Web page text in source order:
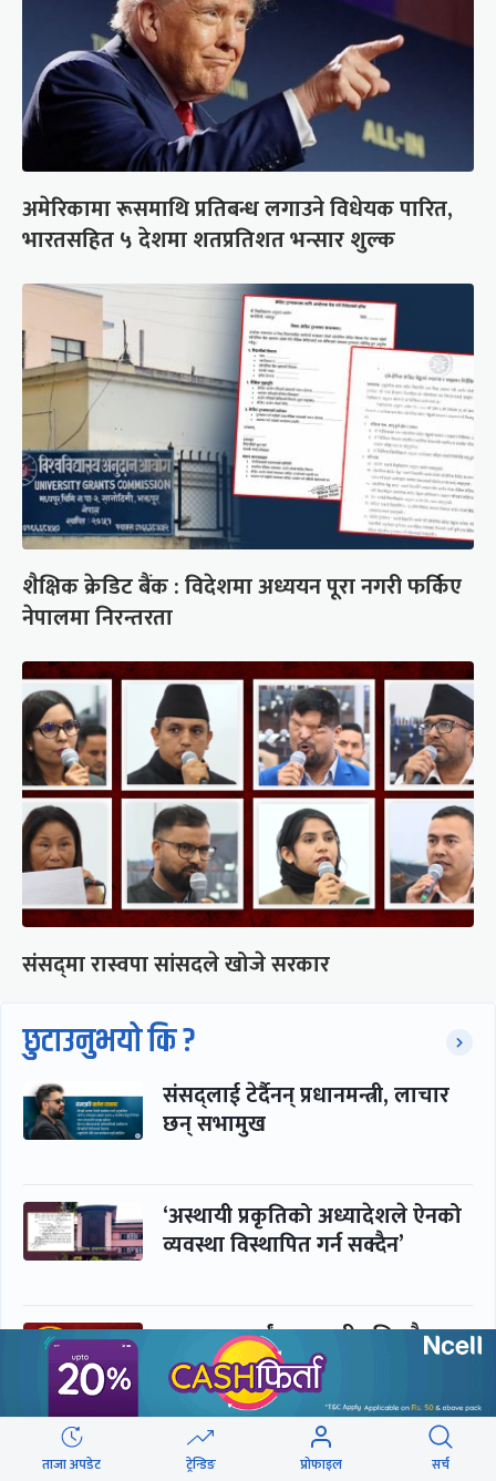
अमेरिकामा रूसमाथि प्रतिबन्ध लगाउने विधेयक पारित,
भारतसहित ५ देशमा शतप्रतिशत भन्सार शुल्क
शैक्षिक क्रेडिट बैंक : विदेशमा अध्ययन पूरा नगरी फर्किए
नेपालमा निरन्तरता
संसद्‍मा रास्वपा सांसदले खोजे सरकार
छुटाउनुभयो कि ?
संसद्लाई टेर्दैनन् प्रधानमन्त्री, लाचार
छन् सभामुख
‘अस्थायी प्रकृतिको अध्यादेशले ऐनको
व्यवस्था विस्थापित गर्न सक्दैन’
सरकार-प्रसाईं लुकामारी : छिनमै
पक्राउ, तुरुन्तै रिहा
‘कामचलाउ’ नेतृत्वले थलियो स्वास्थ्य
ताजा अपडेट ट्रेन्डिङ प्रोफाइल सर्च